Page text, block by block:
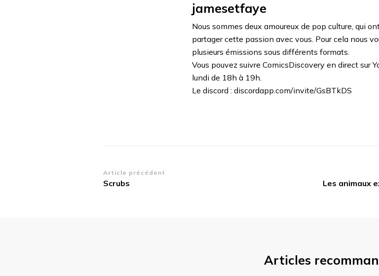
jamesetfaye
Nous sommes deux amoureux de pop culture, qui
partager cette passion avec vous. Pour cela nous
plusieurs émissions sous différents formats.
Vous pouvez suivre ComicsDiscovery en direct sur
lundi de 18h à 19h.
Le discord : discordapp.com/invite/GsBTkDS
Navigation
d’article
Article précédent
Scrubs Les animaux
Articles